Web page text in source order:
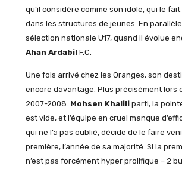
qu’il considère comme son idole, qui le
dans les structures de jeunes. En
sélection nationale U17, quand il évolue
Ahan ArdabilF.C.
Une fois arrivé chez les Oranges, son
encore davantage. Plus précisément lors
2007-2008. Mohsen Khaliliparti, la
est vide, et l’équipe en cruel manque
qui ne l’a pas oublié, décide de le faire
première, l’année de sa majorité. Si la
n’est pas forcément hyper prolifique – 2